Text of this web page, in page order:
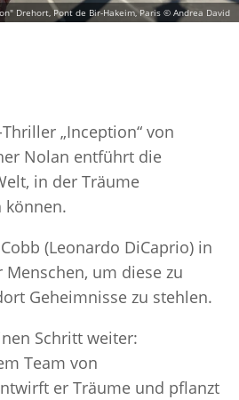
Drehort, Pont de Bir-Hakeim, Paris © Andrea David
„Inception“ von
Nolan entführt die
in der Träume
(Leonardo DiCaprio) in
um diese zu
Geheimnisse zu stehlen.
Schritt weiter:
Team von
er Träume und pflanzt